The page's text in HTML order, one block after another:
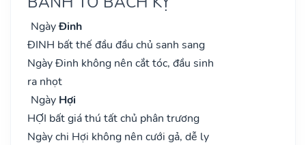
NgàyĐinh
ĐINH bất thế đầu đầu chủ sanh sang
Ngày Đinh không nên cắt tóc, đầu sinh
ra nhọt
Ngày Hợi
HỢI bất giá thú tất chủ phân trương
Ngày chi Hợi không nên cưới gả, dễ ly